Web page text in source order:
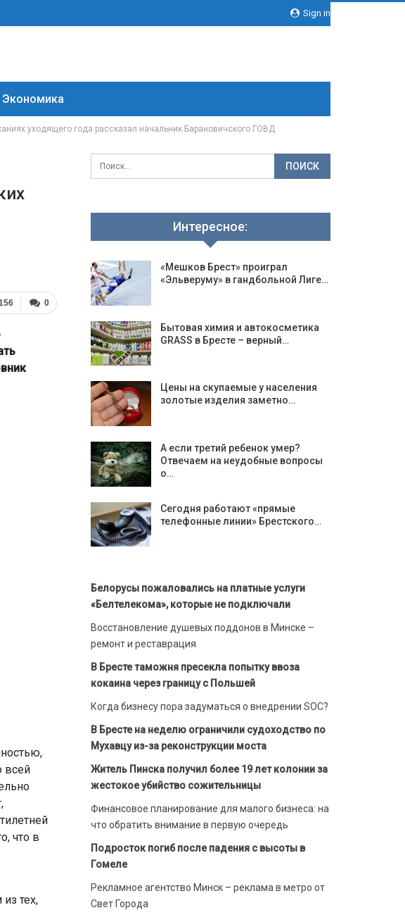
Sign in
Экономика
уходящего года рассказал начальник Барановичского ГОВД
0
всей
что в
тех,
Интересное:
«Мешков Брест» проиграл
«Эльверуму» в гандбольной Лиге…
Бытовая химия и автокосметика
GRASS в Бресте – верный…
Цены на скупаемые у населения
золотые изделия заметно…
А если третий ребенок умер?
Отвечаем на неудобные вопросы
о…
Сегодня работают «прямые
телефонные линии» Брестского…
Белорусы пожаловались на платные услуги
«Белтелекома», которые не подключали
Восстановление душевых поддонов в Минске –
ремонт и реставрация
В Бресте таможня пресекла попытку ввоза
кокаина через границу с Польшей
Когда бизнесу пора задуматься о внедрении SOC?
В Бресте на неделю ограничили судоходство по
Мухавцу из-за реконструкции моста
Житель Пинска получил более 19 лет колонии за
жестокое убийство сожительницы
Финансовое планирование для малого бизнеса: на
что обратить внимание в первую очередь
Подросток погиб после падения с высоты в
Гомеле
Рекламное агентство Минск – реклама в метро от
Свет Города